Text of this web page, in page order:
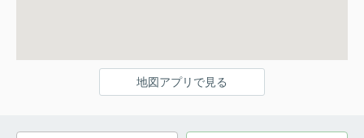
地図アプリで見る